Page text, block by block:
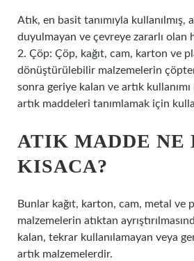
Atık, en basit tanımıyla kullanılmış,
duyulmayan ve çevreye zararlı olan
2. Çöp: Çöp, kağıt, cam, karton ve
dönüştürülebilir malzemelerin
sonra geriye kalan ve artık
artık maddeleri tanımlamak için
ATIK MADDE NE
KISACA?
Bunlar kağıt, karton, cam, metal ve
malzemelerin atıktan
kalan, tekrar kullanılamayan veya
artık malzemelerdir.